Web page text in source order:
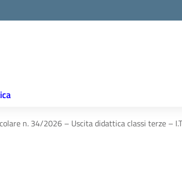
n. 34/2026 – Uscita didattica classi terze –